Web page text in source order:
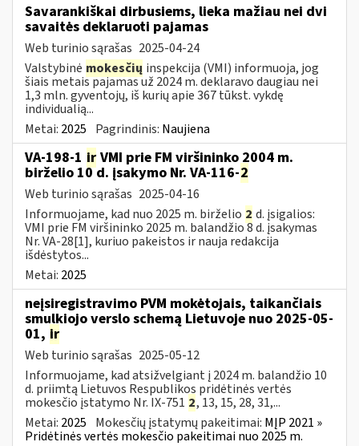
Savarankiškai dirbusiems, lieka mažiau nei dvi
savaitės deklaruoti pajamas
Web turinio sąrašas 2025-04-24
Valstybinė mokesčių inspekcija (VMI) informuoja, jog
šiais metais pajamas už 2024 m. deklaravo daugiau nei
1,3 mln. gyventojų, iš kurių apie 367 tūkst. vykdę
individualią...
Metai: 2025 Pagrindinis: Naujiena
VA-198-1 ir VMI prie FM viršininko 2004 m.
birželio 10 d. įsakymo Nr. VA-116-2
Web turinio sąrašas 2025-04-16
Informuojame, kad nuo 2025 m. birželio 2 d. įsigalios:
VMI prie FM viršininko 2025 m. balandžio 8 d. įsakymas
Nr. VA-28[1], kuriuo pakeistos ir nauja redakcija
išdėstytos...
Metai: 2025
neįsiregistravimo PVM mokėtojais, taikančiais
smulkiojo verslo schemą Lietuvoje nuo 2025-05-
01, ir
Web turinio sąrašas 2025-05-12
Informuojame, kad atsižvelgiant į 2024 m. balandžio 10
d. priimtą Lietuvos Respublikos pridėtinės vertės
mokesčio įstatymo Nr. IX-751 2, 13, 15, 28, 31,...
Metai: 2025 Mokesčių įstatymų pakeitimai: MĮP 2021 »
Pridėtinės vertės mokesčio pakeitimai nuo 2025 m.